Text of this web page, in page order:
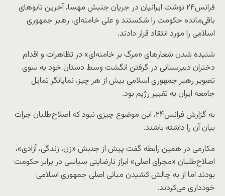
فرانس۲۴ نوشت ایرانیان در جریان جنبش مهسا، آخرین تابوهای
باقی‌مانده حکومت را شکستند و علی خامنه‌ای، رهبر جمهوری
اسلامی را مورد انتقاد قرار دادند.
شنیده شدن شعارهای «مرگ بر خامنه‌ای» در تظاهرات و اقدام
دختران دبیرستانی در گرفتن انگشت وسط دستان خود به سوی
تصویر رهبر جمهوری اسلامی بیش از هر چیز، نمایانگر تمایل
جامعه ایران به تغییر رژیم بود.
به گزارش فرانس۲۴، این موضوع چیزی نبود که اصلاح‌طلبان جرات
بیان آن را داشته باشند.
مکارمی در همین رابطه گفت پیش از جنبش «زن، زندگی، آزادی»،
اصلاح‌طلبان «مجرای اصلی» ابراز نارضایتی سیاسی در برابر حکومت
بودند اما از به چالش کشیدن مبانی اصلی جمهوری اسلامی
خودداری می‌کردند.